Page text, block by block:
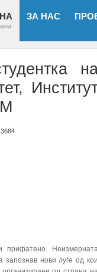
ЗА НАС
3684
прифатено.
нови луѓе од